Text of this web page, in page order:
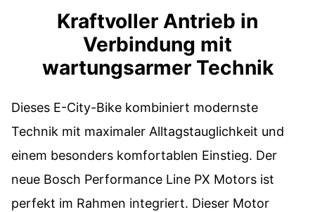
Kraftvoller Antrieb in
Verbindung mit
wartungsarmer Technik
Dieses E-City-Bike kombiniert modernste
Technik mit maximaler Alltagstauglichkeit und
einem besonders komfortablen Einstieg. Der
neue Bosch Performance Line PX Motors ist
perfekt im Rahmen integriert. Dieser Motor